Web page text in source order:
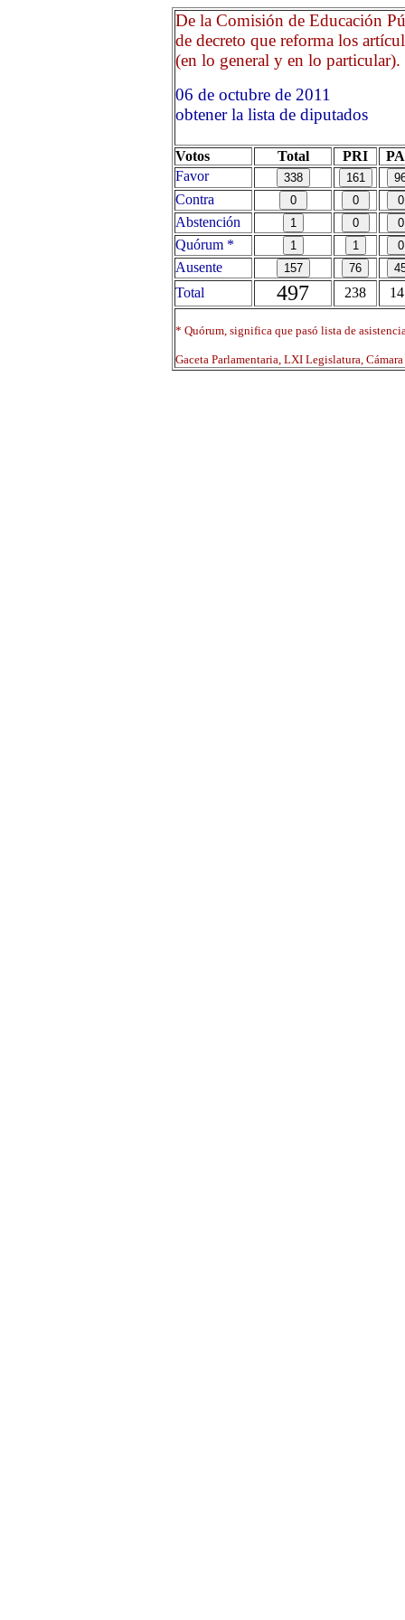
De la Comisión de Educación
de decreto que reforma los
(en lo general y en lo particular).
06 de octubre de 2011
obtener la lista de diputados
Votos Total PRI
Favor
Contra
Abstención
Quórum *
Ausente
Total
497 238
* Quórum, significa que pasó lista de
Gaceta Parlamentaria, LXI Legislatura,